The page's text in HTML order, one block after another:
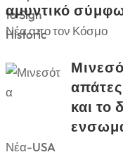
αμυντικό
Νέα απο τον Κόσμο
και το
Νέα-USA